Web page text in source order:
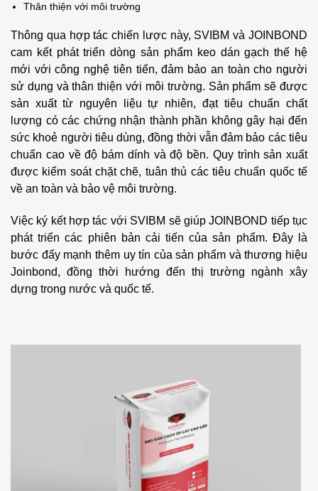
Thân thiện với môi trường
Thông qua hợp tác chiến lược này, SVIBM và JOINBOND
cam kết phát triển dòng sản phẩm keo dán gạch thế hệ
mới với công nghệ tiên tiến, đảm bảo an toàn cho người
sử dụng và thân thiện với môi trường. Sản phẩm sẽ được
sản xuất từ nguyên liệu tự nhiên, đạt tiêu chuẩn chất
lượng có các chứng nhận thành phần không gây hại đến
sức khoẻ người tiêu dùng, đồng thời vẫn đảm bảo các tiêu
chuẩn cao về độ bám dính và độ bền. Quy trình sản xuất
được kiểm soát chặt chẽ, tuân thủ các tiêu chuẩn quốc tế
về an toàn và bảo vệ môi trường.
Việc ký kết hợp tác với SVIBM sẽ giúp JOINBOND tiếp tục
phát triển các phiên bản cải tiến của sản phẩm. Đây là
bước đẩy mạnh thêm uy tín của sản phẩm và thương hiệu
Joinbond, đồng thời hướng đến thị trường ngành xây
dựng trong nước và quốc tế.